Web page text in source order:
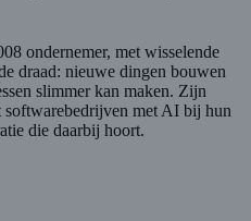
ondernemer, met wisselende
draad: nieuwe dingen bouwen
slimmer kan maken. Zijn
met AI bij hun
die daarbij hoort.